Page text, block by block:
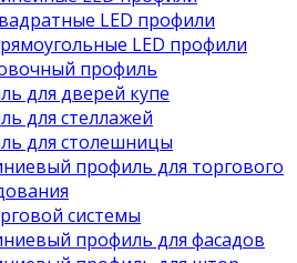
LED профили
LED профили
профиль
для дверей купе
для стеллажей
для столешницы
профиль для торгового
системы
профиль для фасадов